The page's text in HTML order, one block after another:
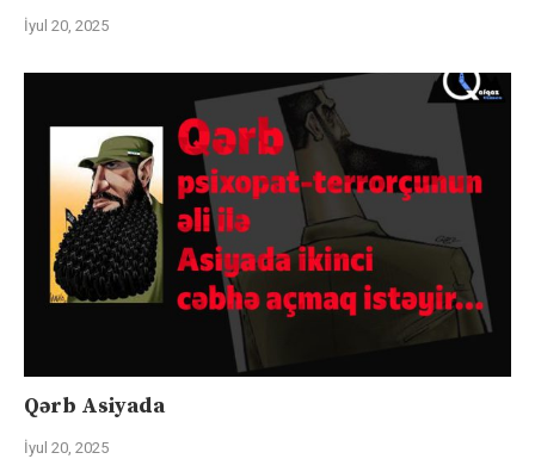
İyul 20, 2025
Qərb Asiyada
İyul 20, 2025